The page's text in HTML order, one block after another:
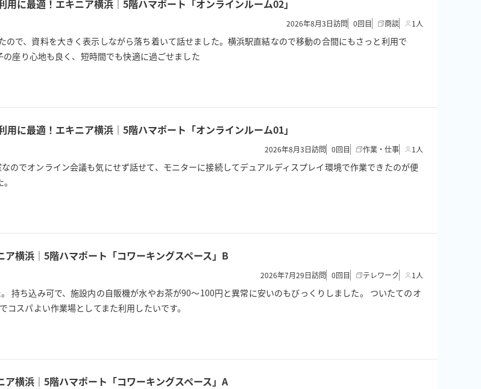
に最適！エキニア横浜｜5階ハマポート「オンラインルーム02」
2026年8月3日訪問 0回目 商談 1人
で、資料を大きく表示しながら落ち着いて話せました。横浜駅直結なので移動の合間にもさっと利用で
座り心地も良く、短時間でも快適に過ごせました
に最適！エキニア横浜｜5階ハマポート「オンラインルーム01」
2026年8月3日訪問 0回目 作業・仕事 1人
のでオンライン会議も気にせず話せて、モニターに接続してデュアルディスプレイ環境で作業できたのが便
横浜｜5階ハマポート「コワーキングスペース」B
2026年7月29日訪問 0回目 テレワーク 1人
持ち込み可で、施設内の自販機が水やお茶が90〜100円と異常に安いのもびっくりしました。 ついたてのオ
スパよい作業場としてまた利用したいです。
横浜｜5階ハマポート「コワーキングスペース」A